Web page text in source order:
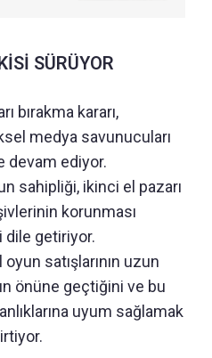
SÜRÜYOR
bırakma kararı,
medya savunucuları
devam ediyor.
sahipliği, ikinci el pazarı
korunması
dile getiriyor.
satışlarının uzun
önüne geçtiğini ve bu
uyum sağlamak